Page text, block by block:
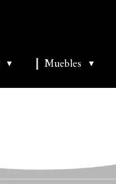
▼ Muebles ▼